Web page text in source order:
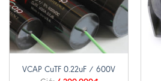
VCAP CuTF 0.22uF / 600V